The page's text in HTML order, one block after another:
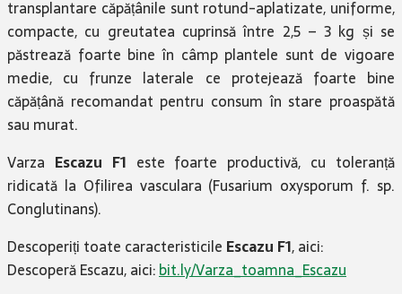
transplantare căpățânile sunt rotund-aplatizate, uniforme,
compacte, cu greutatea cuprinsă între 2,5 – 3 kg și se
păstrează foarte bine în câmp plantele sunt de vigoare
medie, cu frunze laterale ce protejează foarte bine
căpățână recomandat pentru consum în stare proaspătă
sau murat.
Varza Escazu F1 este foarte productivă, cu toleranță
ridicată la Ofilirea vasculara (Fusarium oxysporum f. sp.
Conglutinans).
Descoperiți toate caracteristicile Escazu F1, aici:
Descoperă Escazu, aici:bit.ly/Varza_toamna_Escazu